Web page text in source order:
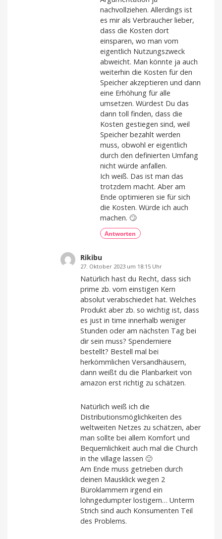
nachvollziehen. Allerdings ist
es mir als Verbraucher lieber,
dass die Kosten dort
einsparen, wo man vom
eigentlich Nutzungszweck
abweicht. Man könnte ja auch
weiterhin die Kosten für den
Speicher akzeptieren und dann
eine Erhöhung für alle
umsetzen. Würdest Du das
dann toll finden, dass die
Kosten gestiegen sind, weil
Speicher bezahlt werden
muss, obwohl er eigentlich
durch den definierten Umfang
nicht würde anfallen.
Ich weiß. Das ist man das
trotzdem macht. Aber am
Ende optimieren sie für sich
die Kosten. Würde ich auch
machen. 🙄
Antworten
Rikibu
27. Oktober 2023 um 18:15 Uhr
Natürlich hast du Recht, dass sich
prime zb. vom einstigen Kern
absolut verabschiedet hat. Welches
Produkt aber zb. so wichtig ist, dass
es just in time innerhalb weniger
Stunden oder am nächsten Tag bei
dir sein muss? Spenderniere
bestellt? Bestell mal bei
herkömmlichen Versandhäusern,
dann weißt du die Planbarkeit von
amazon erst richtig zu schätzen.
Natürlich weiß ich die
Distributionsmöglichkeiten des
weltweiten Netzes zu schätzen, aber
man sollte bei allem Komfort und
Bequemlichkeit auch mal die Church
in the village lassen 🙂
Am Ende muss getrieben durch
deinen Mausklick wegen 2
Büroklammern irgend ein
lohngedumpter lostigern… Unterm
Strich sind auch Konsumenten Teil
des Problems.